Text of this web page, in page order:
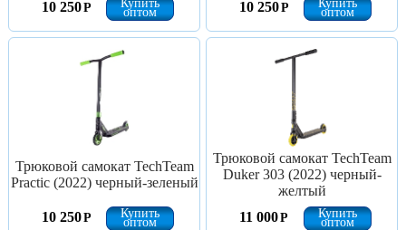
10 250Р Купить
оптом
10 250Р Купить
оптом
Трюковой самокат TechTeam
Practic (2022) черный-зеленый
10 250Р Купить
оптом
Трюковой самокат TechTeam
Duker 303 (2022) черный-
желтый
11 000Р Купить
оптом